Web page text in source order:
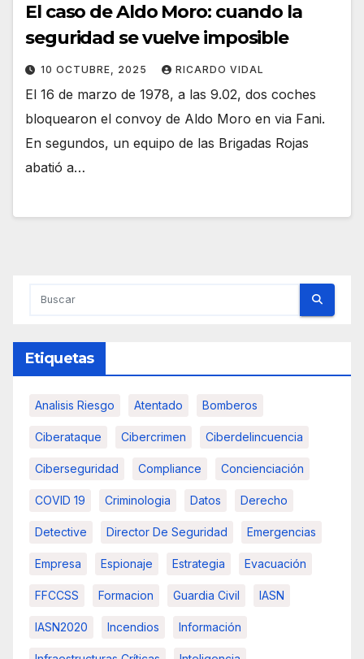
El caso de Aldo Moro: cuando la
seguridad se vuelve imposible
10 OCTUBRE, 2025 RICARDO VIDAL
El 16 de marzo de 1978, a las 9.02, dos coches
bloquearon el convoy de Aldo Moro en via Fani.
En segundos, un equipo de las Brigadas Rojas
abatió a…
Etiquetas
Analisis Riesgo Atentado Bomberos
Ciberataque Cibercrimen Ciberdelincuencia
Ciberseguridad Compliance Concienciación
COVID 19 Criminologia Datos Derecho
Detective Director De Seguridad Emergencias
Empresa Espionaje Estrategia Evacuación
FFCCSS Formacion Guardia Civil IASN
IASN2020 Incendios Información